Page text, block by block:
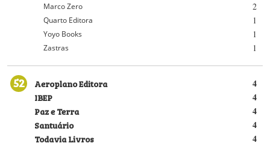
2
Marco Zero
1
Quarto Editora
1
Yoyo Books
1
Zastras
52 4
Aeroplano Editora
4
IBEP
4
Paz e Terra
4
Santuário
4
Todavia Livros